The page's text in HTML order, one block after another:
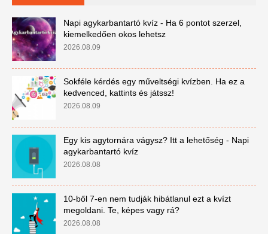
Napi agykarbantartó kvíz - Ha 6 pontot szerzel,
kiemelkedően okos lehetsz
2026.08.09
Sokféle kérdés egy műveltségi kvízben. Ha ez a
kedvenced, kattints és játssz!
2026.08.09
Egy kis agytornára vágysz? Itt a lehetőség - Napi
agykarbantartó kvíz
2026.08.08
10-ből 7-en nem tudják hibátlanul ezt a kvízt
megoldani. Te, képes vagy rá?
2026.08.08